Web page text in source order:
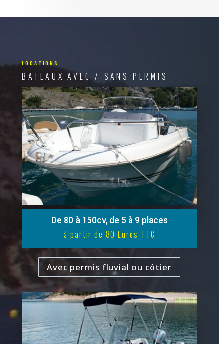
LOCATIONS
BATEAUX AVEC / SANS PERMIS
De 80 à 150cv, de 5 à 9 places
à partir de 80 Euros TTC
Avec permis fluvial ou côtier